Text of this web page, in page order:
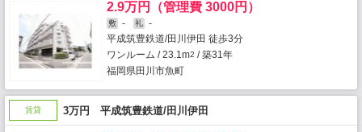
2.9万円（管理費 3000円）
敷 - 礼
-
平成筑豊鉄道/田川伊田 徒歩3分
ワンルーム / 23.1m2 / 築31年
福岡県田川市魚町
賃貸 3万円 平成筑豊鉄道/田川伊田